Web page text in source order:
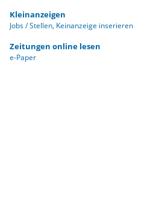
Kleinanzeigen
Jobs / Stellen Keinanzeige inserieren
Zeitungen online lesen
e-Paper